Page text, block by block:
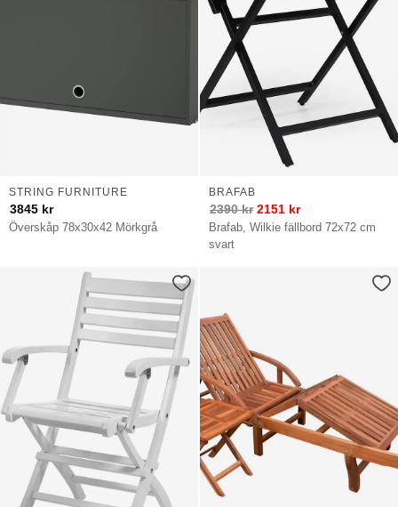
Överskåp 78x30x42 Mörkgrå
STRING FURNITURE
3845 kr
Brafab, Wilkie fällbord 72x72 cm
svart
BRAFAB
2390kr 2151 kr